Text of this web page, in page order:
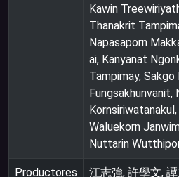
Kawin
Thanakrit
Napasaporn
ai, Kanyanat
Tampimay,
Fungsakhunvanit,
Waluekorn
Nuttarin
Productores
江志強, 許學文,